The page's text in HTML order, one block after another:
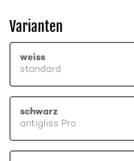
Varianten
weiss
standard
schwarz
antigliss Pro